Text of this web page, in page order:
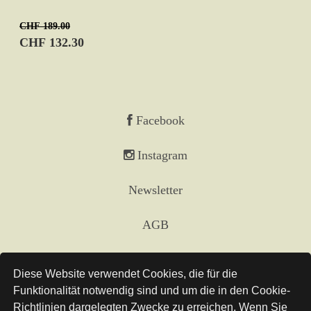
Diese Website verwendet Cookies, die für die
Funktionalität notwendig sind und um die in den Cookie-
Richtlinien dargelegten Zwecke zu erreichen. Wenn Sie
CHF 189.00
CHF 132.30
Facebook
Instagram
Newsletter
AGB
Versand